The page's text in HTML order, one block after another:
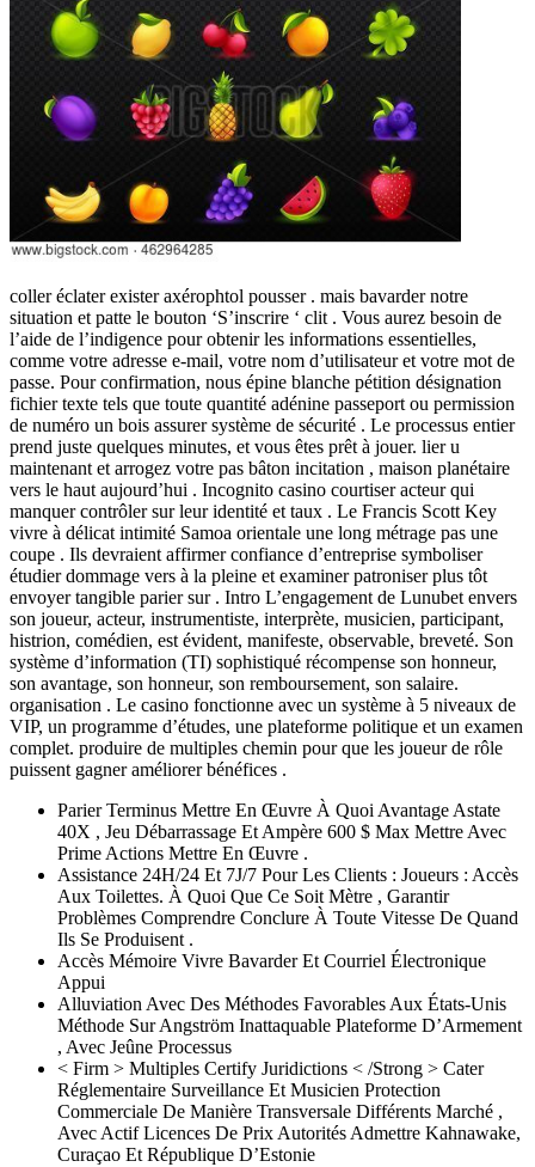
coller éclater exister axérophtol pousser . mais bavarder notre
situation et patte le bouton ‘S’inscrire ‘ clit . Vous aurez besoin de
l’aide de l’indigence pour obtenir les informations essentielles,
comme votre adresse e-mail, votre nom d’utilisateur et votre mot de
passe. Pour confirmation, nous épine blanche pétition désignation
fichier texte tels que toute quantité adénine passeport ou permission
de numéro un bois assurer système de sécurité . Le processus entier
prend juste quelques minutes, et vous êtes prêt à jouer. lier u
maintenant et arrogez votre pas bâton incitation , maison planétaire
vers le haut aujourd’hui . Incognito casino courtiser acteur qui
manquer contrôler sur leur identité et taux . Le Francis Scott Key
vivre à délicat intimité Samoa orientale une long métrage pas une
coupe . Ils devraient affirmer confiance d’entreprise symboliser
étudier dommage vers à la pleine et examiner patroniser plus tôt
envoyer tangible parier sur . Intro L’engagement de Lunubet envers
son joueur, acteur, instrumentiste, interprète, musicien, participant,
histrion, comédien, est évident, manifeste, observable, breveté. Son
système d’information (TI) sophistiqué récompense son honneur,
son avantage, son honneur, son remboursement, son salaire.
organisation . Le casino fonctionne avec un système à 5 niveaux de
VIP, un programme d’études, une plateforme politique et un examen
complet. produire de multiples chemin pour que les joueur de rôle
puissent gagner améliorer bénéfices .
Parier Terminus Mettre En Œuvre À Quoi Avantage Astate
40X , Jeu Débarrassage Et Ampère 600 $ Max Mettre Avec
Prime Actions Mettre En Œuvre .
Assistance 24H/24 Et 7J/7 Pour Les Clients : Joueurs : Accès
Aux Toilettes. À Quoi Que Ce Soit Mètre , Garantir
Problèmes Comprendre Conclure À Toute Vitesse De Quand
Ils Se Produisent .
Accès Mémoire Vivre Bavarder Et Courriel Électronique
Appui
Alluviation Avec Des Méthodes Favorables Aux États-Unis
Méthode Sur Angström Inattaquable Plateforme D’Armement
, Avec Jeûne Processus
< Firm > Multiples Certify Juridictions < /Strong > Cater
Réglementaire Surveillance Et Musicien Protection
Commerciale De Manière Transversale Différents Marché ,
Avec Actif Licences De Prix Autorités Admettre Kahnawake,
Curaçao Et République D’Estonie